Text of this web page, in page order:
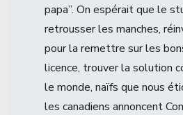
papa”. On espérait que le
retrousser les manches,
pour la remettre sur les
licence, trouver la solution
le monde, naïfs que nous
les canadiens annoncent